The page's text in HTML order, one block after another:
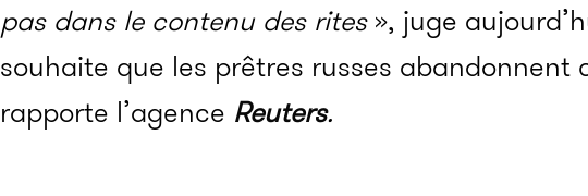
pas dans le contenu des rites», juge
souhaite que les prêtres russes abandonnent
rapporte l’agence Reuters.